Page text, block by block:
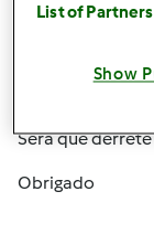
Sex, 2010-12-10
Alguém me
Será que
Obrigado
List of
Show